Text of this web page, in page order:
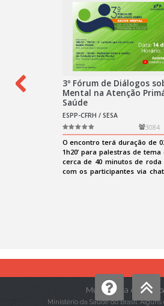
Mudar para o tema
Ministério da Saúde do Brasil. Alguns